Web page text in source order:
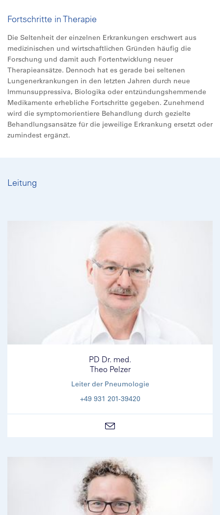
Fortschritte in Therapie
Die Seltenheit der einzelnen Erkrankungen erschwert aus
medizinischen und wirtschaftlichen Gründen häufig die
Forschung und damit auch Fortentwicklung neuer
Therapieansätze. Dennoch hat es gerade bei seltenen
Lungenerkrankungen in den letzten Jahren durch neue
Immunsuppressiva, Biologika oder entzündungshemmende
Medikamente erhebliche Fortschritte gegeben. Zunehmend
wird die symptomorientiere Behandlung durch gezielte
Behandlungsansätze für die jeweilige Erkrankung ersetzt oder
zumindest ergänzt.
Leitung
PD Dr. med.
Theo Pelzer
Leiter der Pneumologie
+49 931 201-39420